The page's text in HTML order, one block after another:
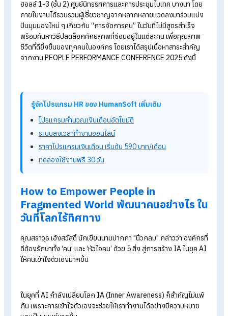
เมื่อวันที่ 2 เมษายน 2025 ที่ผ่านมา
งาน PEOPLE PERFORMANCE CONFERENCE 2025 ณ ภิรัช
ฮอลล์ 1-3 (ชั้น 2) ศูนย์นิทรรศการและการประชุมไบเทค บางนา โ
ภายในงานได้รวบรวมผู้เชี่ยวชาญจากหลากหลายแวดลงมาร่วมแ
พร้อมค้นหาวิธีปลดล็อกศักยภาพที่ซ่อนอยู่ในแต่ละคน เพื่อคุณภา
ชีวิตที่ดียิ่งขึ้นของทุกคนในองค์กร โดยเราได้สรุปเนื้อหาสาระสำคัญ
จากงานPEOPLE PERFORMANCE CONFERENCE 2025 ดังนี้
โปรแกรมคำนวณเงินเดือนอัตโนมัติ
ระบบลงเวลาทำงานออนไลน์